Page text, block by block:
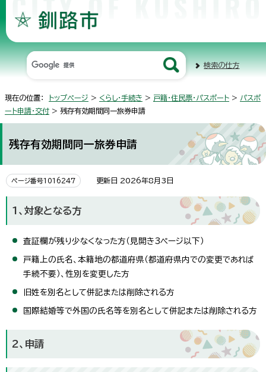
検索の仕方
現在の位置： トップページ > くらし・手続き > 戸籍・住民票・パスポート > パスポ
ート申請・交付 > 残存有効期間同一旅券申請
残存有効期間同一旅券申請
ページ番号1016247 更新日 2026年8月3日
1、対象となる方
査証欄が残り少なくなった方（見開き3ページ以下）
戸籍上の氏名、本籍地の都道府県（都道府県内での変更であれば
手続不要）、性別を変更した方
旧姓を別名として併記または削除される方
国際結婚等で外国の氏名等を別名として併記または削除される方
2、申請